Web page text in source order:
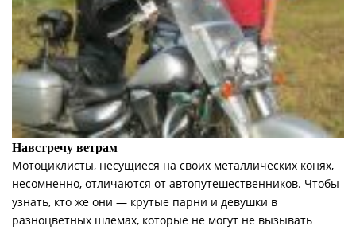
Навстречу ветрам
Мотоциклисты, несущиеся на своих металлических конях,
несомненно, отличаются от автопутешественников. Чтобы
узнать, кто же они — крутые парни и девушки в
разноцветных шлемах, которые не могут не вызывать